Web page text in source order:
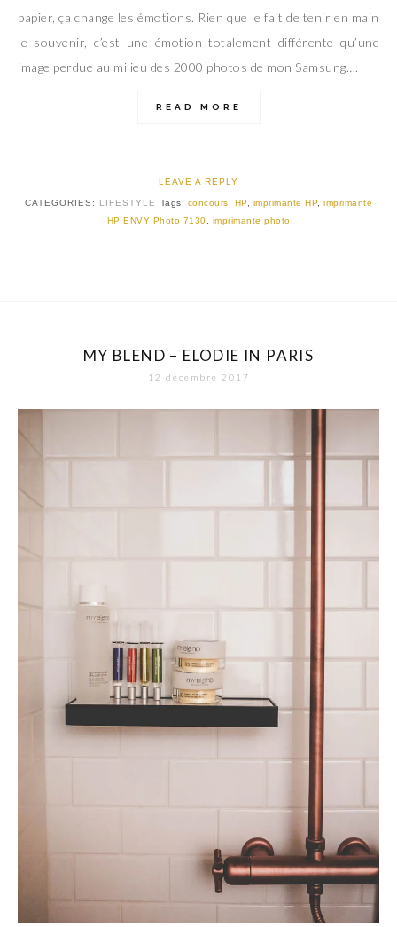
papier, ça change les émotions. Rien que le fait de tenir en main
le souvenir, c’est une émotion totalement différente qu’une
image perdue au milieu des 2000 photos de mon Samsung….
READ MORE
LEAVE A REPLY
CATEGORIES: LIFESTYLE Tags: concours HP imprimante HP ,imprimante
HP ENVY Photo 7130
imprimante photo
MY BLEND – ELODIE IN PARIS
12 décembre 2017